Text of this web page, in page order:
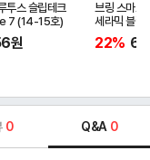
투스 슬립테크
7 (14-15호)
원
브링 스마트
세라믹 블
22%
0 Q&A 0